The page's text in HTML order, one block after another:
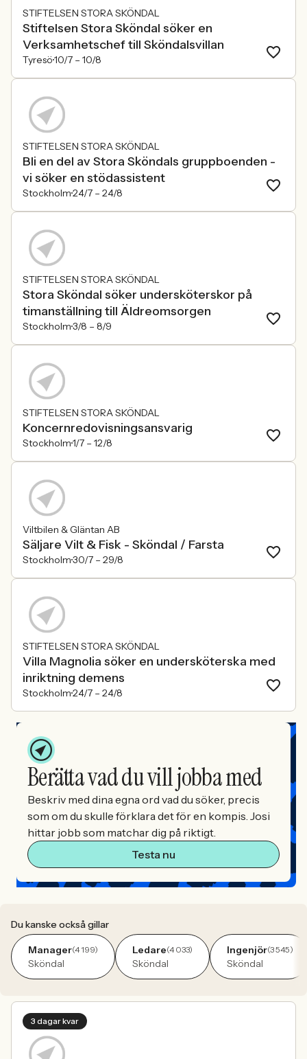
STIFTELSEN STORA SKÖNDAL
Stiftelsen Stora Sköndal söker en
Verksamhetschef till Sköndalsvillan
Tyresö10/7 – 10/8
STIFTELSEN STORA SKÖNDAL
Bli en del av Stora Sköndals gruppboenden -
vi söker en stödassistent
Stockholm24/7 – 24/8
STIFTELSEN STORA SKÖNDAL
Stora Sköndal söker undersköterskor på
timanställning till Äldreomsorgen
Stockholm3/8 – 8/9
STIFTELSEN STORA SKÖNDAL
Koncernredovisningsansvarig
Stockholm1/7 – 12/8
Viltbilen & Gläntan AB
Säljare Vilt & Fisk - Sköndal / Farsta
Stockholm30/7 – 29/8
STIFTELSEN STORA SKÖNDAL
Villa Magnolia söker en undersköterska med
inriktning demens
Stockholm24/7 – 24/8
Berätta vad du vill jobba med
Beskriv med dina egna ord vad du söker, precis
som om du skulle förklara det för en kompis. Josi
hittar jobb som matchar dig på riktigt.
Testa nu
Du kanske också gillar
Manager(4 199)
Sköndal
Ledare(4 033)
Sköndal
Ingenjör(3 545)
Sköndal
3 dagar kvar